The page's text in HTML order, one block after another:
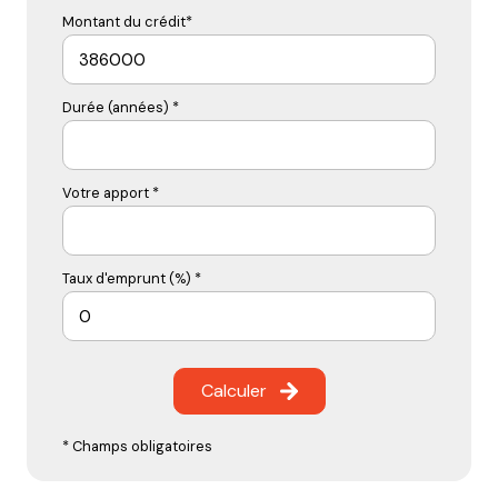
Montant du crédit*
Durée (années) *
Votre apport *
Taux d'emprunt (%) *
Calculer
* Champs obligatoires